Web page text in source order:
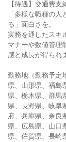
【待遇】交通費支
「多様な職種の
る」面白さを。
実務を通したスキ
マナーや数値管理
感と成長が得られ
勤務地（勤務予定
県、山形県、福島
県、栃木県、群馬
県、長野県、岐阜
府、兵庫県、奈良
県、広島県、山口
県、佐賀県、長崎